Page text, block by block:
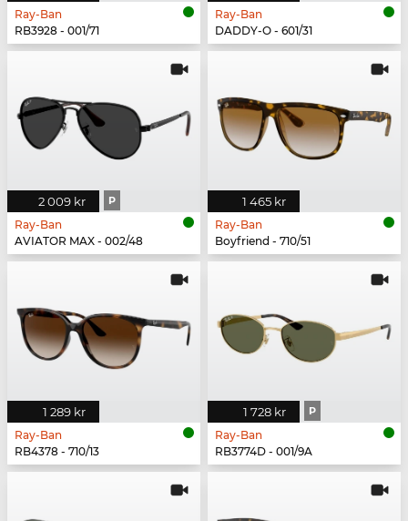
Ray-Ban
RB3928 - 001/71
Ray-Ban
DADDY-O - 601/31
2 009 kr P
Ray-Ban
AVIATOR MAX - 002/48
1 465 kr
Ray-Ban
Boyfriend - 710/51
1 289 kr
Ray-Ban
RB4378 - 710/13
1 728 kr P
Ray-Ban
RB3774D - 001/9A